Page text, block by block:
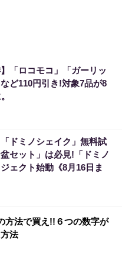
】「ロコモコ」「ガーリッ
ど110円引き!対象7品が8
「ドミノシェイク」無料試
セット」は必見!「ドミノ
ェクト始動《8月16日ま
方法で買え!!６つの数字が
法